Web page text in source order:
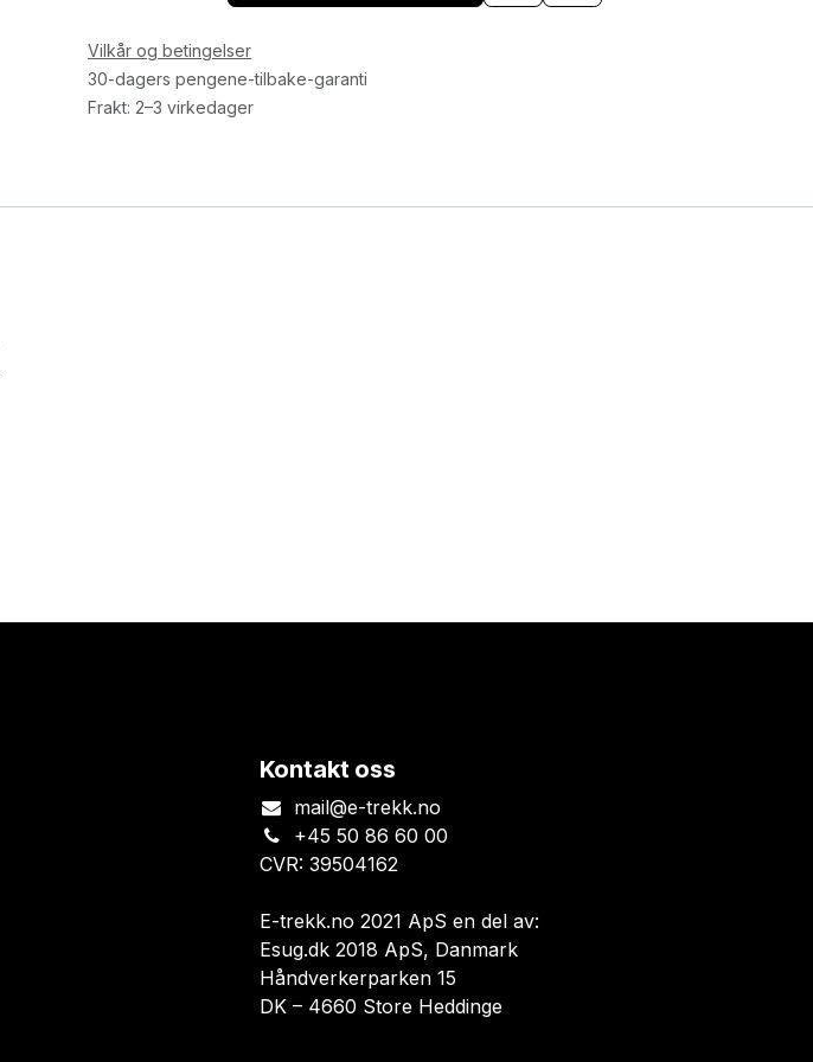
Vilkår og betingelser
30-dagers pengene-tilbake-garanti
Frakt: 2–3 virkedager
Kontakt oss
mail@e-trekk.no
+45 50 86 60 00
CVR: 39504162
E-trekk.no 2021 ApS en del av:
Esug.dk 2018 ApS, Danmark
Håndverkerparken 15
DK – 4660 Store Heddinge